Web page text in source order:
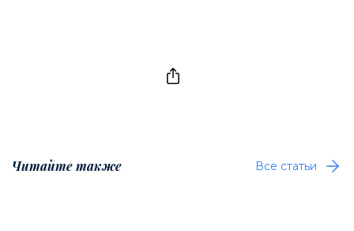
Читайте также Все статьи